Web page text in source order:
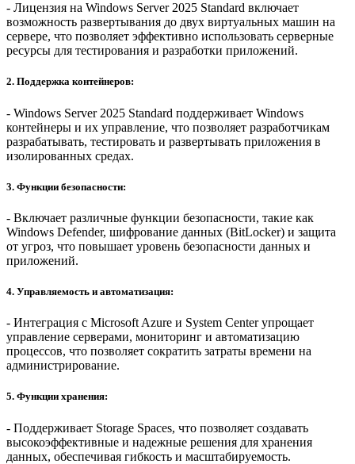
- Лицензия на Windows Server 2025 Standard включает
возможность развертывания до двух виртуальных машин на
сервере, что позволяет эффективно использовать серверные
ресурсы для тестирования и разработки приложений.
2. Поддержка контейнеров:
- Windows Server 2025 Standard поддерживает Windows
контейнеры и их управление, что позволяет разработчикам
разрабатывать, тестировать и развертывать приложения в
изолированных средах.
3. Функции безопасности:
- Включает различные функции безопасности, такие как
Windows Defender, шифрование данных (BitLocker) и защита
от угроз, что повышает уровень безопасности данных и
приложений.
4. Управляемость и автоматизация:
- Интеграция с Microsoft Azure и System Center упрощает
управление серверами, мониторинг и автоматизацию
процессов, что позволяет сократить затраты времени на
администрирование.
5. Функции хранения:
- Поддерживает Storage Spaces, что позволяет создавать
высокоэффективные и надежные решения для хранения
данных, обеспечивая гибкость и масштабируемость.